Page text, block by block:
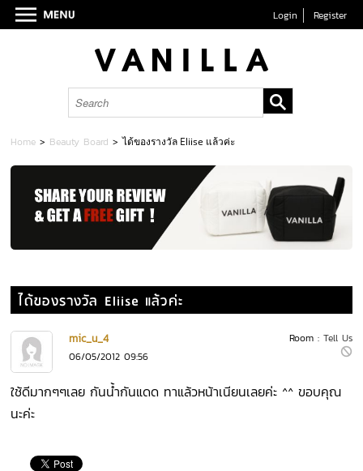
Login Register
Home > Beauty Board >ได้ของรางวัล Eliise แล้วค่ะ
ได้ของรางวัล Eliise แล้วค่ะ
Room : Tell Us
mic_u_4
06/05/2012 09:56
ใช้ดีมากๆๆเลย กันน้ำกันแดด ทาแล้วหน้าเนียนเลยค่ะ ^^ ขอบคุณ
นะค่ะ